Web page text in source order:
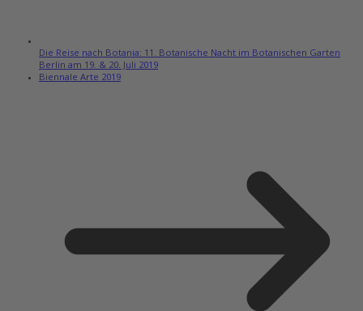
Die Reise nach Botania: 11. Botanische Nacht im Botanischen Garten
Berlin am 19. & 20. Juli 2019
Biennale Arte 2019